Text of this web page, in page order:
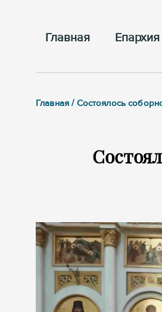
Главная Епархия
Главная / Состоялось